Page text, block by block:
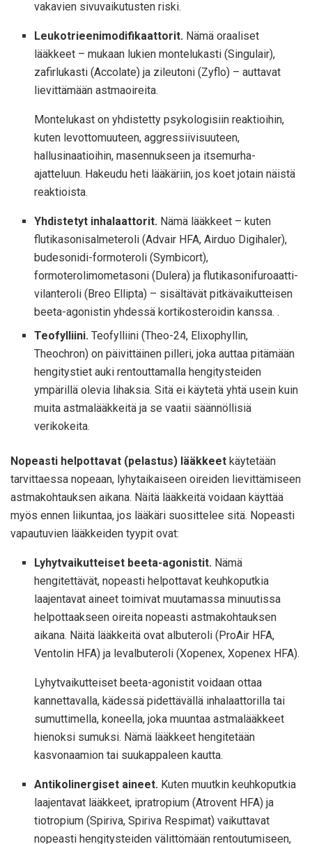
vakavien sivuvaikutusten riski.
Leukotrieenimodifikaattorit. Nämä oraaliset
lääkkeet – mukaan lukien montelukasti (Singulair),
zafirlukasti (Accolate) ja zileutoni (Zyflo) – auttavat
lievittämään astmaoireita.
Montelukast on yhdistetty psykologisiin reaktioihin,
kuten levottomuuteen, aggressiivisuuteen,
hallusinaatioihin, masennukseen ja itsemurha-
ajatteluun. Hakeudu heti lääkäriin, jos koet jotain näistä
reaktioista.
Yhdistetyt inhalaattorit. Nämä lääkkeet – kuten
flutikasonisalmeteroli (Advair HFA, Airduo Digihaler),
budesonidi-formoteroli (Symbicort),
formoterolimometasoni (Dulera) ja flutikasonifuroaatti-
vilanteroli (Breo Ellipta) – sisältävät pitkävaikutteisen
beeta-agonistin yhdessä kortikosteroidin kanssa. .
Teofylliini. Teofylliini (Theo-24, Elixophyllin,
Theochron) on päivittäinen pilleri, joka auttaa pitämään
hengitystiet auki rentouttamalla hengitysteiden
ympärillä olevia lihaksia. Sitä ei käytetä yhtä usein kuin
muita astmalääkkeitä ja se vaatii säännöllisiä
verikokeita.
Nopeasti helpottavat (pelastus) lääkkeet käytetään
tarvittaessa nopeaan, lyhytaikaiseen oireiden lievittämiseen
astmakohtauksen aikana. Näitä lääkkeitä voidaan käyttää
myös ennen liikuntaa, jos lääkäri suosittelee sitä. Nopeasti
vapautuvien lääkkeiden tyypit ovat:
Lyhytvaikutteiset beeta-agonistit. Nämä
hengitettävät, nopeasti helpottavat keuhkoputkia
laajentavat aineet toimivat muutamassa minuutissa
helpottaakseen oireita nopeasti astmakohtauksen
aikana. Näitä lääkkeitä ovat albuteroli (ProAir HFA,
Ventolin HFA) ja levalbuteroli (Xopenex, Xopenex HFA).
Lyhytvaikutteiset beeta-agonistit voidaan ottaa
kannettavalla, kädessä pidettävällä inhalaattorilla tai
sumuttimella, koneella, joka muuntaa astmalääkkeet
hienoksi sumuksi. Nämä lääkkeet hengitetään
kasvonaamion tai suukappaleen kautta.
Antikolinergiset aineet. Kuten muutkin keuhkoputkia
laajentavat lääkkeet, ipratropium (Atrovent HFA) ja
tiotropium (Spiriva, Spiriva Respimat) vaikuttavat
nopeasti hengitysteiden välittömään rentoutumiseen,